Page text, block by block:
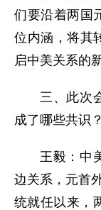
们要沿着两国
位内涵，将其
启中美关系的
三、此次
成了哪些共识？
王毅：中
边关系，元首
统就任以来，